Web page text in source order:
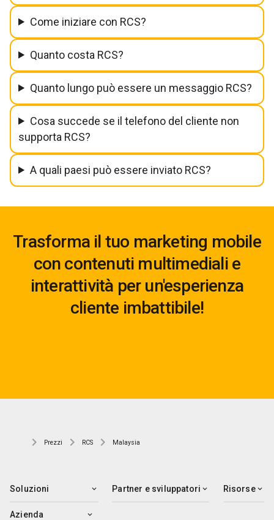
Come iniziare con RCS?
Quanto costa RCS?
Quanto lungo può essere un messaggio RCS?
Cosa succede se il telefono del cliente non
supporta RCS?
A quali paesi può essere inviato RCS?
Trasforma il tuo marketing mobile
con contenuti multimediali e
interattività per un'esperienza
cliente imbattibile!
Prezzi RCS Malaysia
Soluzioni Partner e sviluppatori Risorse
Azienda